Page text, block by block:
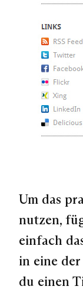
Um das
nutzen,
einfach
in eine
du einen